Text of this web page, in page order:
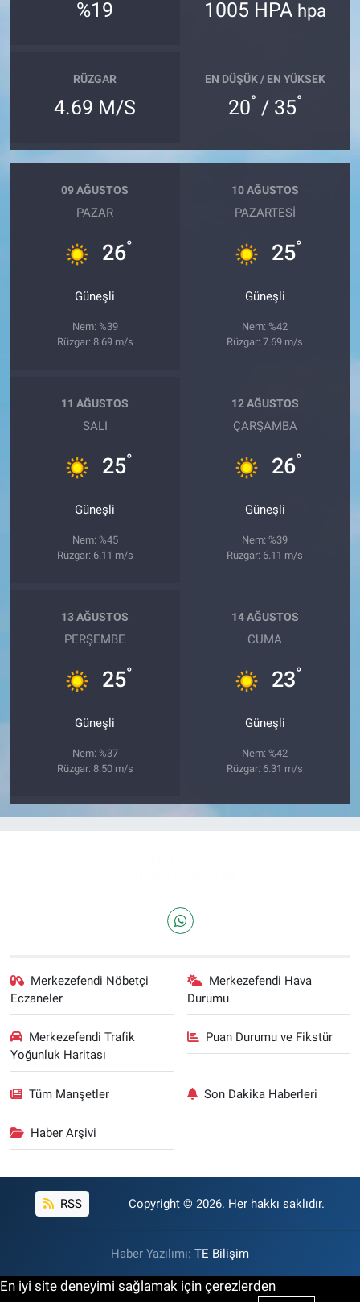
%19 1005 HPA hpa
RÜZGAR
4.69 M/S
EN DÜŞÜK / EN YÜKSEK
20° / 35°
09 AĞUSTOS
PAZAR
26°
Güneşli
Nem: %39
Rüzgar: 8.69 m/s
10 AĞUSTOS
PAZARTESI
25°
Güneşli
Nem: %42
Rüzgar: 7.69 m/s
11 AĞUSTOS
SALI
25°
Güneşli
Nem: %45
Rüzgar: 6.11 m/s
12 AĞUSTOS
ÇARŞAMBA
26°
Güneşli
Nem: %39
Rüzgar: 6.11 m/s
13 AĞUSTOS
PERŞEMBE
25°
Güneşli
Nem: %37
Rüzgar: 8.50 m/s
14 AĞUSTOS
CUMA
23°
Güneşli
Nem: %42
Rüzgar: 6.31 m/s
Merkezefendi Nöbetçi
Eczaneler
Merkezefendi Hava
Durumu
Merkezefendi Trafik
Yoğunluk Haritası
Puan Durumu ve Fikstür
Tüm Manşetler Son Dakika Haberleri
Haber Arşivi
RSS Copyright © 2026. Her hakkı saklıdır.
Haber Yazılımı: TE Bilişim
En iyi site deneyimi sağlamak için çerezlerden